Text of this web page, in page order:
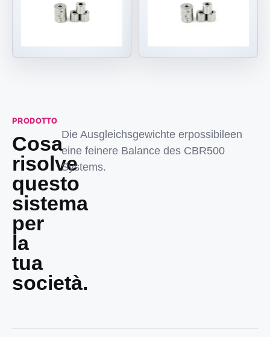
PRODOTTO
Cosa
risolve
questo
sistema
per
la
tua
società.
Die Ausgleichsgewichte erpossibileen
eine feinere Balance des CBR500
Systems.